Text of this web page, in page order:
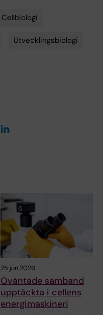
Cellbiologi
Utvecklingsbiologi
25 jun 2026
Oväntade samband
upptäckta i cellens
energimaskineri